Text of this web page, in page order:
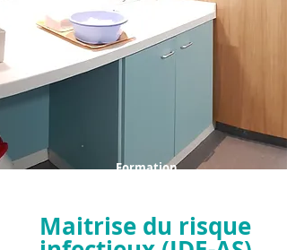
Formation
Maitrise du risque